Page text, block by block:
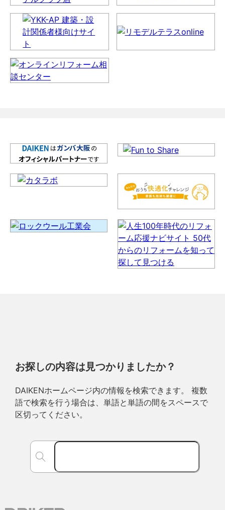
お探しの内容は見つかりましたか？
DAIKENホームページ内の情報を検索できます。 複数
語で検索を行う場合は、単語と単語の間をスペースで
区切ってください。